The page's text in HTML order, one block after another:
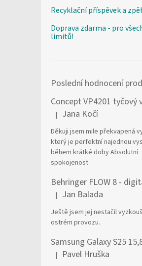
Recyklační příspěvek a
Doprava zdarma - pro
limitů!
Poslední hodnocení
Hodnocení produktu je 5 z 5
| Jana Kočí
Děkuji jsem mile překvapená
který je perfektní najednou
během krátké doby Absolutní
spokojenost
Behringer FLOW 8 -
Hodnocení produktu je 5 z 5
| Jan Balada
Ještě jsem jej nestačil
ostrém provozu.
Hodnocení produktu je 1 z 5
| Pavel Hruška